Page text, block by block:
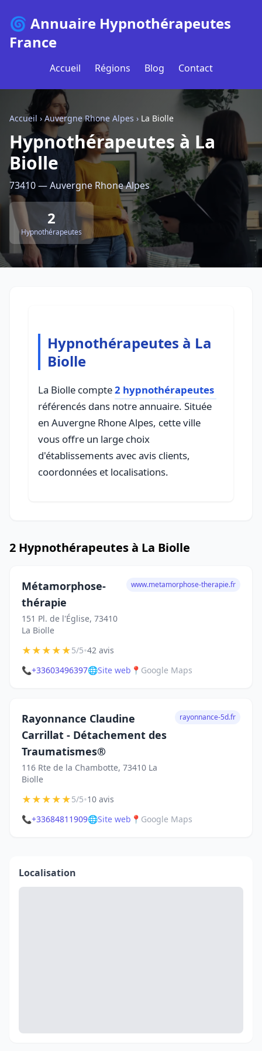
🌀 Annuaire Hypnothérapeutes
France
Accueil Régions Blog Contact
Accueil › Auvergne Rhone Alpes › La Biolle
Hypnothérapeutes à La
Biolle
73410 — Auvergne Rhone Alpes
2
Hypnothérapeutes
Hypnothérapeutes à La
Biolle
La Biolle compte2 hypnothérapeutes
référencés dans notre annuaire. Située
en Auvergne Rhone Alpes, cette ville
vous offre un large choix
d'établissements avec avis clients,
coordonnées et localisations.
2 Hypnothérapeutes à La Biolle
Métamorphose-
thérapie
151 Pl. de l'Église, 73410
La Biolle
www.metamorphose-therapie.fr
★★★★★5/5•42 avis
📞+33603496397🌐Site web 📍 Google Maps
Rayonnance Claudine
Carrillat - Détachement des
Traumatismes®
116 Rte de la Chambotte, 73410 La
Biolle
rayonnance-5d.fr
★★★★★5/5•10 avis
📞+33684811909🌐Site web 📍 Google Maps
Localisation